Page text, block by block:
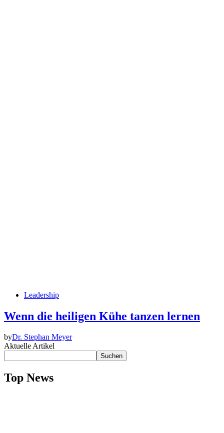
Leadership
Wenn die heiligen Kühe tanzen lernen
byDr. Stephan Meyer
Aktuelle Artikel
Suchen
Top News